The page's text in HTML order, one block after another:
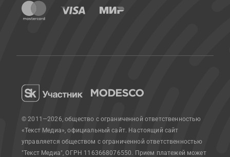
© 2011—2026, общество с ограниченной ответственностью
«Текст Медиа», официальный сайт. Настоящий сайт
управляется обществом с ограниченной ответственностью
"Текст Медиа", ОГРН 1163668076550. Прием платежей может